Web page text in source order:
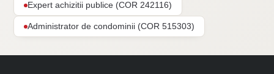
Expert achizitii publice (COR 242116)
Administrator de condominii (COR 515303)